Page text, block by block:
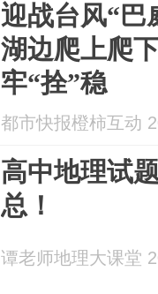
迎战台风“巴
湖边爬上爬
牢“拴”稳
都市快报橙柿互动
高中地理试
总！
谭老师地理大课堂